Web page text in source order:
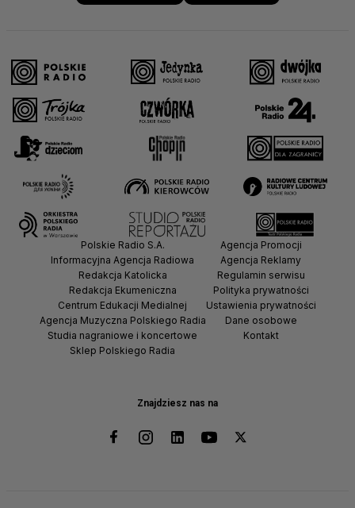
Znajdziesz nas na
Polskie Radio S.A.
Informacyjna Agencja Radiowa
Redakcja Katolicka
Redakcja Ekumeniczna
Centrum Edukacji Medialnej
Agencja Muzyczna Polskiego Radia
Studia nagraniowe i koncertowe
Sklep Polskiego Radia
Agencja Promocji
Agencja Reklamy
Regulamin serwisu
Polityka prywatności
Ustawienia prywatności
Dane osobowe
Kontakt